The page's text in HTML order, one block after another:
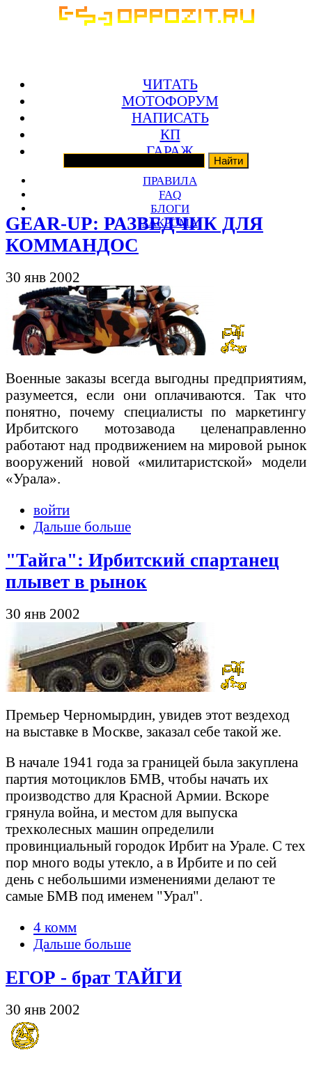
ЧИТАТЬ
МОТОФОРУМ
НАПИСАТЬ
КП
ГАРАЖ
ПРАВИЛА
FAQ
БЛОГИ
ЗАКРОМА
GEAR-UP: РАЗВЕДЧИК ДЛЯ
КОММАНДОС
30 янв 2002
Военные заказы всегда выгодны предприятиям,
разумеется, если они оплачиваются. Так что
понятно, почему специалисты по маркетингу
Ирбитского мотозавода целенаправленно
работают над продвижением на мировой рынок
вооружений новой «милитаристской» модели
«Урала».
войти
Дальше больше
"Тайга": Ирбитский спартанец
плывет в рынок
30 янв 2002
Премьер Черномырдин, увидев этот вездеход
на выставке в Москве, заказал себе такой же.
В начале 1941 года за границей была закуплена
партия мотоциклов БМВ, чтобы начать их
производство для Красной Армии. Вскоре
грянула война, и местом для выпуска
трехколесных машин определили
провинциальный городок Ирбит на Урале. С тех
пор много воды утекло, а в Ирбите и по сей
день с небольшими изменениями делают те
самые БМВ под именем "Урал".
4 комм
Дальше больше
ЕГОР - брат ТАЙГИ
30 янв 2002